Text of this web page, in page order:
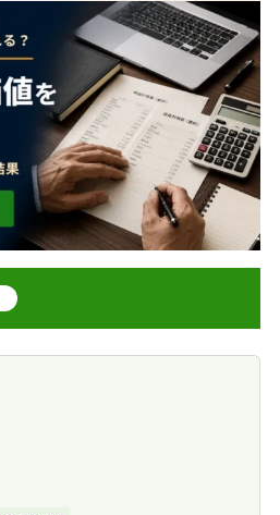
と第三者対抗要件
と債権者の同意